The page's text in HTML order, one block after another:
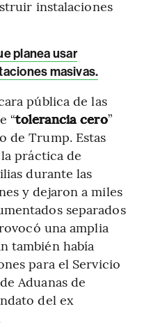
instalaciones
planea usar
masivas.
pública de las
“tolerancia cero”
de Trump. Estas
práctica de
durante las
y dejaron a miles
separados
una amplia
también había
para el Servicio
Aduanas de
del ex